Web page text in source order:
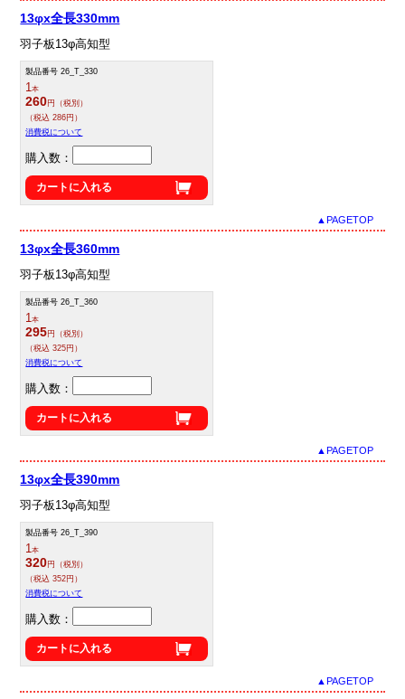
13φx全長330mm
羽子板13φ高知型
製品番号 26_T_330
1本
260円（税別）
（税込 286円）
消費税について
購入数：
カートに入れる
▲PAGETOP
13φx全長360mm
羽子板13φ高知型
製品番号 26_T_360
1本
295円（税別）
（税込 325円）
消費税について
購入数：
カートに入れる
▲PAGETOP
13φx全長390mm
羽子板13φ高知型
製品番号 26_T_390
1本
320円（税別）
（税込 352円）
消費税について
購入数：
カートに入れる
▲PAGETOP